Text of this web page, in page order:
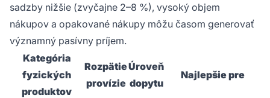
sadzby nižšie (zvyčajne 2–8 %), vysoký objem
nákupov a opakované nákupy môžu časom generovať
významný pasívny príjem.
Kategória
fyzických
produktov
Rozpätie
provízie
Úroveň
dopytu
Najlepšie pre